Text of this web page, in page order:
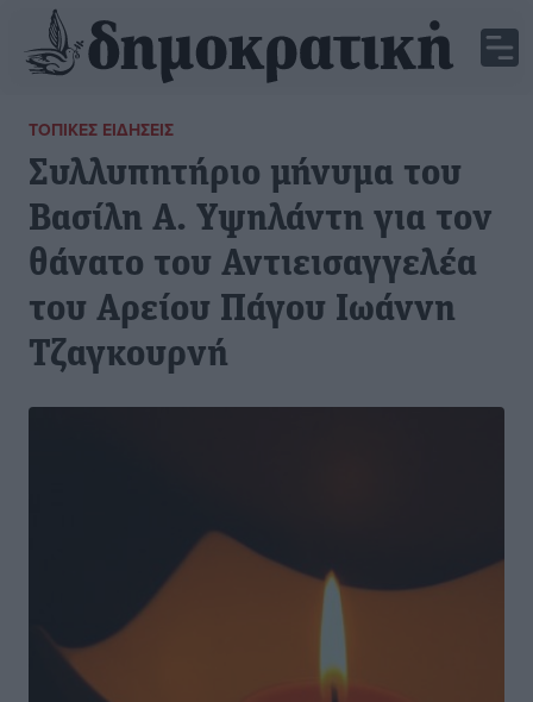
ΤΟΠΙΚΈΣ ΕΙΔΉΣΕΙΣ
Συλλυπητήριο μήνυμα του
Βασίλη Α. Υψηλάντη για τον
θάνατο του Αντιεισαγγελέα
του Αρείου Πάγου Ιωάννη
Τζαγκουρνή